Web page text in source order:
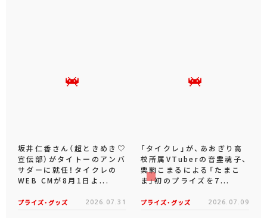
坂井仁香さん（超ときめき♡
宣伝部）がタイトーのアンバ
サダーに就任！タイクレの
WEB CMが8月1日よ...
プライズ・グッズ 2026.07.31
「タイクレ」が、あおぎり高
校所属VTuberの音霊魂子、
栗駒こまるによる「たまこ
ま」初のプライズを7...
プライズ・グッズ 2026.07.09